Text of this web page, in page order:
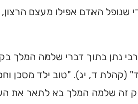
האדם אפילו מעצם הרצון,
נתן בתוך דברי שלמה המלך
(קהלת ד, יג). "טוב ילד מסכן
זה שלמה המלך בא לתאר את